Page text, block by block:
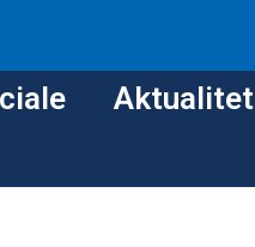
Aktualitet